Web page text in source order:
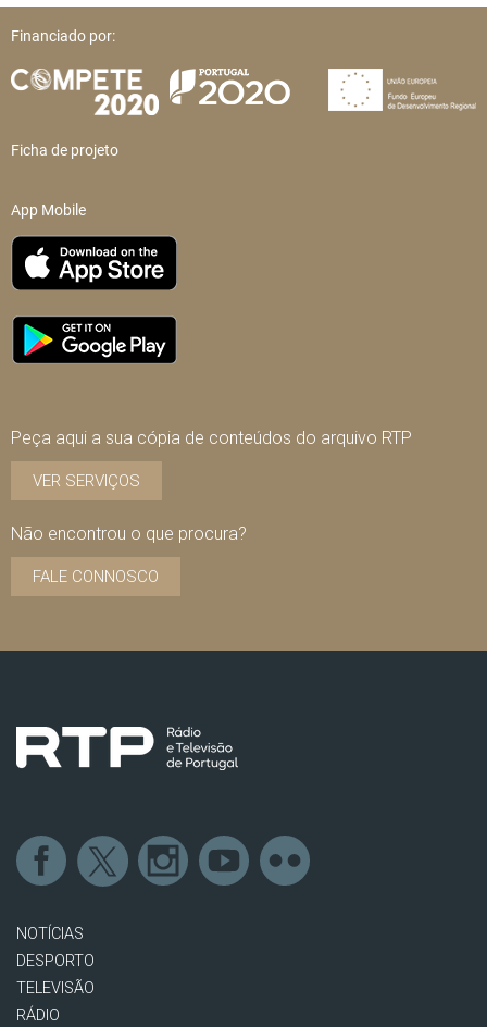
Financiado por:
Ficha de projeto
App Mobile
Peça aqui a sua cópia de conteúdos do arquivo RTP
VER SERVIÇOS
Não encontrou o que procura?
FALE CONNOSCO
NOTÍCIAS
DESPORTO
TELEVISÃO
RÁDIO